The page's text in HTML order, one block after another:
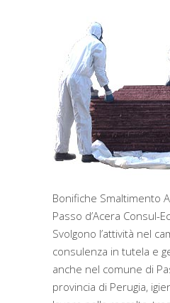
Bonifiche Smaltimento
Passo d’Acera Consul-
Svolgono l’attività nel
consulenza in tutela e
anche nel comune di
provincia di Perugia,